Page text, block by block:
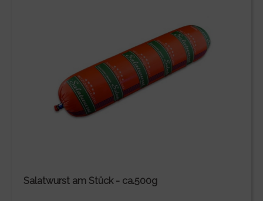
Salatwurst am Stück - ca.500g